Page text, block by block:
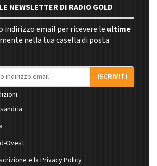
NEWSLETTER DI RADIO GOLD
indirizzo email per ricevere le ultime
nella tua casella di posta
ISCRIVITI
Ovest
e la Privacy Policy